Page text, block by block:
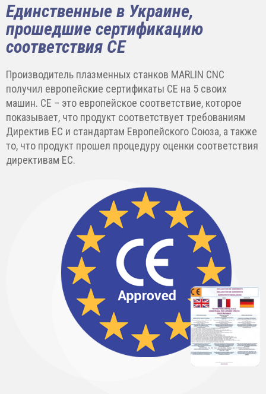
Единственные в Украине,
прошедшие сертификацию
соответствия CE
Производитель плазменных станков MARLIN CNC
получил европейские сертификаты CE на 5 своих
машин. CE – это европейское соответствие, которое
показывает, что продукт соответствует требованиям
Директив ЕС и стандартам Европейского Союза, а также
то, что продукт прошел процедуру оценки соответствия
директивам ЕС.